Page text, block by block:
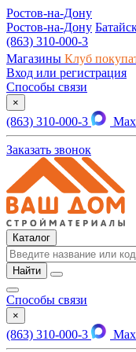
Ростов-на-Дону
Ростов-на-Дону
(863) 310-000-3
Магазины Клуб
Вход или регистрация
Способы связи
×
(863) 310-000-3 Max
Заказать звонок
Каталог
Найти
Способы связи
×
(863) 310-000-3 Max